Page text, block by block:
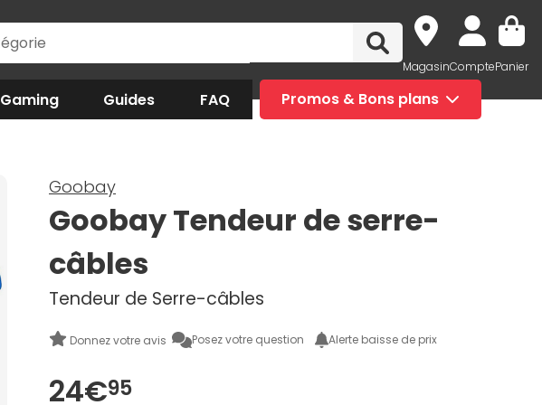
MagasinComptePanier
Gaming Guides FAQ Promos & Bons plans
Goobay
Goobay Tendeur de serre-
câbles
Tendeur de Serre-câbles
Donnez votre avis Posez votre question Alerte baisse de prix
24€95